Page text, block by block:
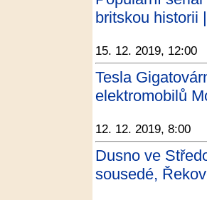
britskou historii
15. 12. 2019, 12:00
Tesla
elektromobilů
12. 12. 2019, 8:00
Dusno ve
sousedé,